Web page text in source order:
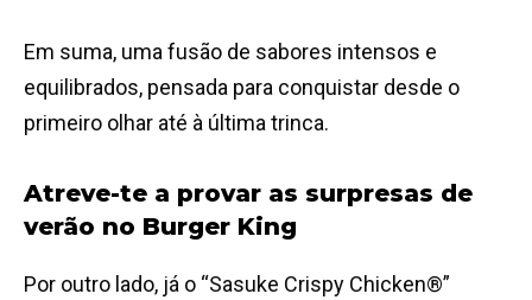
Em suma, uma fusão de sabores intensos e
equilibrados, pensada para conquistar desde o
primeiro olhar até à última trinca.
Atreve-te a provar as surpresas de
verão no Burger King
Por outro lado, já o “Sasuke Crispy Chicken®”